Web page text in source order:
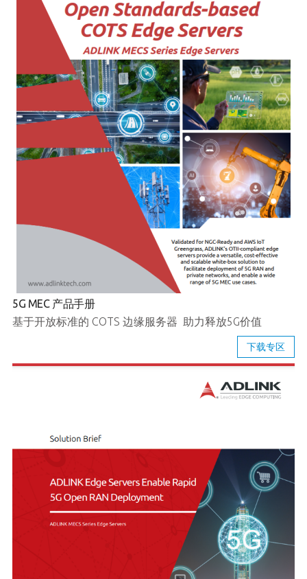
5G MEC 产品手册
基于开放标准的 COTS 边缘服务器 助力释放5G价值
下载专区